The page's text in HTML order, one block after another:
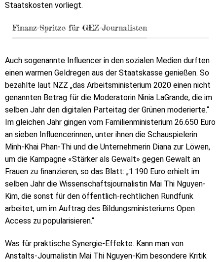
Staatskosten vorliegt.
Finanz-Spritze für GEZ-Journalisten
Auch sogenannte Influencer in den sozialen Medien durften
einen warmen Geldregen aus der Staatskasse genießen. So
bezahlte laut NZZ „das Arbeitsministerium 2020 einen nicht
genannten Betrag für die Moderatorin Ninia LaGrande, die im
selben Jahr den digitalen Parteitag der Grünen moderierte.“
Im gleichen Jahr gingen vom Familienministerium 26.650 Euro
an sieben Influencerinnen, unter ihnen die Schauspielerin
Minh-Khai Phan-Thi und die Unternehmerin Diana zur Löwen,
um die Kampagne «Stärker als Gewalt» gegen Gewalt an
Frauen zu finanzieren, so das Blatt: „1.190 Euro erhielt im
selben Jahr die Wissenschaftsjournalistin Mai Thi Nguyen-
Kim, die sonst für den öffentlich-rechtlichen Rundfunk
arbeitet, um im Auftrag des Bildungsministeriums Open
Access zu popularisieren.“
Was für praktische Synergie-Effekte. Kann man von
Anstalts-Journalistin Mai Thi Nguyen-Kim besondere Kritik